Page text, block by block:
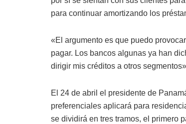
para continuar amortizando los
«El argumento es que puedo
pagar. Los bancos algunas ya han
dirigir mis créditos a otros
El 24 de abril el presidente de
preferenciales aplicará para
se dividirá en tres tramos, el primero